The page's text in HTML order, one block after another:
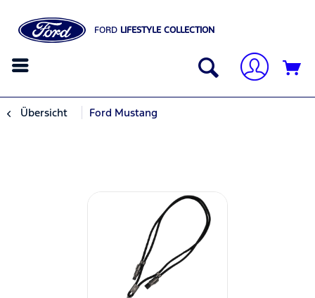
FORD LIFESTYLE COLLECTION
Übersicht Ford Mustang